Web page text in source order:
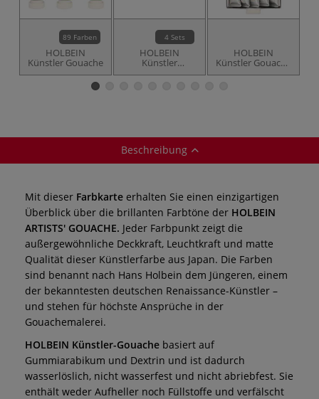
89 Farben
HOLBEIN
Künstler Gouache
4 Sets
HOLBEIN
Künstler
Gouache-Sets
HOLBEIN
Künstler Gouache
Primärfarben-Set,
Beschreibung
Mit dieser Farbkarte erhalten Sie einen einzigartigen
Überblick über die brillanten Farbtöne der HOLBEIN
ARTISTS' GOUACHE. Jeder Farbpunkt zeigt die
außergewöhnliche Deckkraft, Leuchtkraft und matte
Qualität dieser Künstlerfarbe aus Japan. Die Farben
sind benannt nach Hans Holbein dem Jüngeren, einem
der bekanntesten deutschen Renaissance-Künstler –
und stehen für höchste Ansprüche in der
Gouachemalerei.
HOLBEIN Künstler-Gouache basiert auf
Gummiarabikum und Dextrin und ist dadurch
wasserlöslich, nicht wasserfest und nicht abriebfest. Sie
enthält weder Aufheller noch Füllstoffe und verfälscht